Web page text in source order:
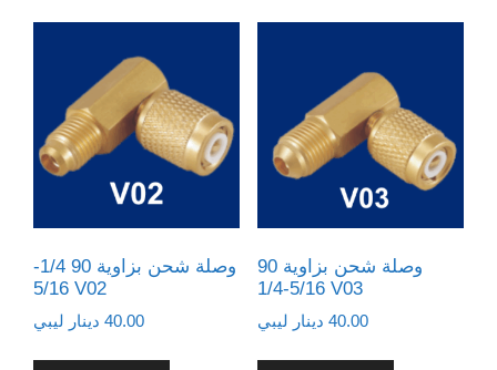
وصلة شحن بزاوية 90 1/4-
5/16 V02
40.00 دينار ليبي
وصلة شحن بزاوية 90
5/16-1/4 V03
40.00 دينار ليبي